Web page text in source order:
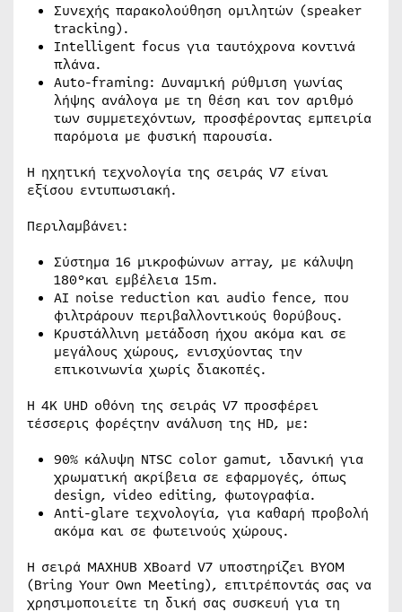
Συνεχής παρακολούθηση ομιλητών (speaker
tracking).
Intelligent focus για ταυτόχρονα κοντινά
πλάνα.
Auto-framing: Δυναμική ρύθμιση γωνίας
λήψης ανάλογα με τη θέση και τον αριθμό
των συμμετεχόντων, προσφέροντας εμπειρία
παρόμοια με φυσική παρουσία.
Η ηχητική τεχνολογία της σειράς V7 είναι
εξίσου εντυπωσιακή.
Περιλαμβάνει:
Σύστημα 16 μικροφώνων array, με κάλυψη
180°και εμβέλεια 15m.
AI noise reduction και audio fence, που
φιλτράρουν περιβαλλοντικούς θορύβους.
Κρυστάλλινη μετάδοση ήχου ακόμα και σε
μεγάλους χώρους, ενισχύοντας την
επικοινωνία χωρίς διακοπές.
Η 4K UHD οθόνη της σειράς V7 προσφέρει
τέσσερις φορέςτην ανάλυση της HD, με:
90% κάλυψη NTSC color gamut, ιδανική για
χρωματική ακρίβεια σε εφαρμογές, όπως
design, video editing, φωτογραφία.
Anti-glare τεχνολογία, για καθαρή προβολή
ακόμα και σε φωτεινούς χώρους.
Η σειρά MAXHUB XBoard V7 υποστηρίζει BYOM
(Bring Your Own Meeting), επιτρέποντάς σας να
χρησιμοποιείτε τη δική σας συσκευή για τη